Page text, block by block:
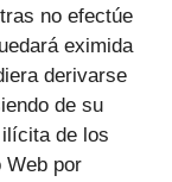
no efectúe
eximida
derivarse
de su
de los
Web por